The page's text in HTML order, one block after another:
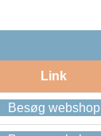
Link
Besøg webshop